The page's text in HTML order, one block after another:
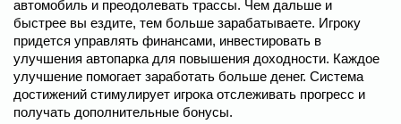
автомобиль и преодолевать трассы. Чем дальше и
быстрее вы ездите, тем больше зарабатываете. Игроку
придется управлять финансами, инвестировать в
улучшения автопарка для повышения доходности. Каждое
улучшение помогает заработать больше денег. Система
достижений стимулирует игрока отслеживать прогресс и
получать дополнительные бонусы.